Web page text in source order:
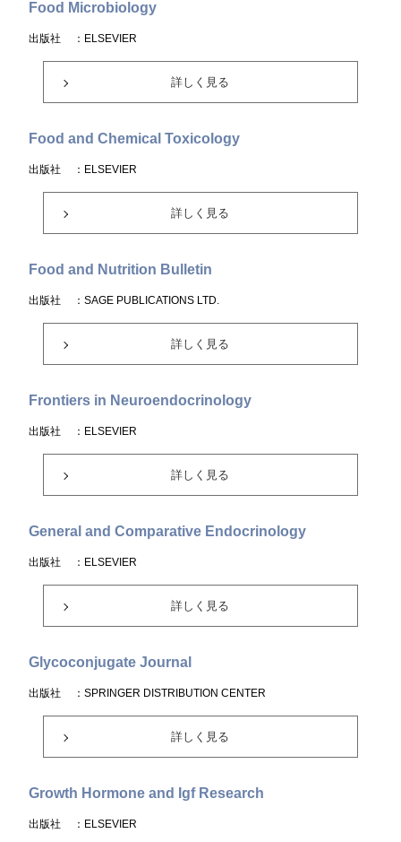
Food Microbiology
出版社 ：ELSEVIER
詳しく見る
Food and Chemical Toxicology
出版社 ：ELSEVIER
詳しく見る
Food and Nutrition Bulletin
出版社 ：SAGE PUBLICATIONS LTD.
詳しく見る
Frontiers in Neuroendocrinology
出版社 ：ELSEVIER
詳しく見る
General and Comparative Endocrinology
出版社 ：ELSEVIER
詳しく見る
Glycoconjugate Journal
出版社 ：SPRINGER DISTRIBUTION CENTER
詳しく見る
Growth Hormone and Igf Research
出版社 ：ELSEVIER